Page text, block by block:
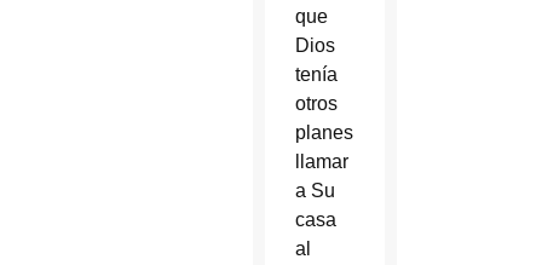
que
Dios
tenía
otros
planes:
llamar
a Su
casa
al